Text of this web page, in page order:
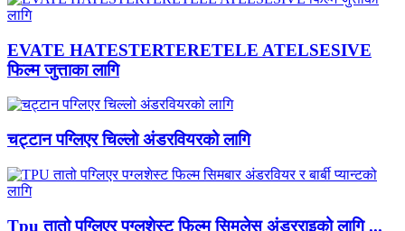
EVATE HATESTERTERETELE ATELSESIVE
फिल्म जुत्ताका लागि
चट्टान पग्लिएर चिल्लो अंडरवियरको लागि
Tpu तातो पग्लिएर पग्लशेस्ट फिल्म सिमलेस अंडरराइको लागि ...